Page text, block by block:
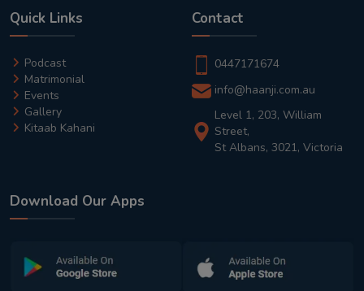
Quick Links
Podcast
Matrimonial
Events
Gallery
Kitaab Kahani
Contact
0447171674
info@haanji.com.au
Level 1, 203, William
Street,
St Albans, 3021, Victoria
Download Our Apps